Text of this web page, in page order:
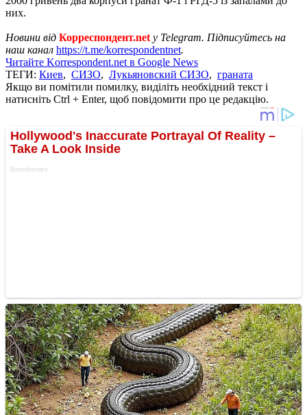
них.
Новини від Корреспондент.net у Telegram. Підписуйтесь на
наш канал https://t.me/korrespondentnet.
Читайте Korrespondent.net в Google News
ТЕГИ: Киев, СИЗО, Лукьяновский СИЗО, граната
Якщо ви помітили помилку, виділіть необхідний текст і
натисніть Ctrl + Enter, щоб повідомити про це редакцію.